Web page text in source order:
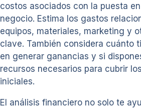
costos asociados con la puesta
negocio. Estima los gastos
equipos, materiales, marketing y
clave. También considera cuánto
en generar ganancias y si
recursos necesarios para cubrir
iniciales.
El análisis financiero no solo te